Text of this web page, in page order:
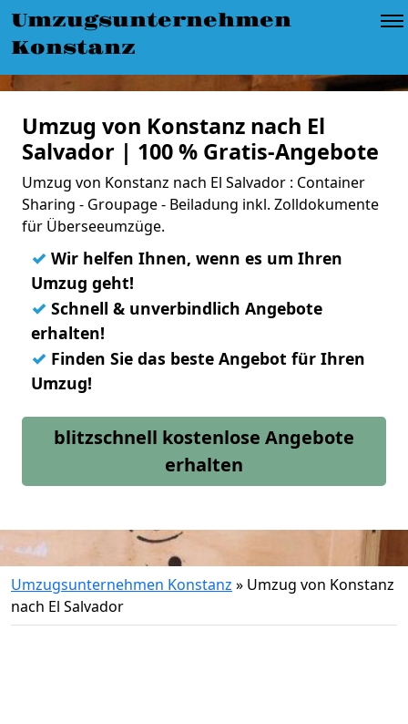
Umzugsunternehmen
Konstanz
Umzug von Konstanz nach El
Salvador | 100 % Gratis-Angebote
Umzug von Konstanz nach El Salvador : Container
Sharing - Groupage - Beiladung inkl. Zolldokumente
für Überseeumzüge.
✓ Wir helfen Ihnen, wenn es um Ihren
Umzug geht!
✓ Schnell & unverbindlich Angebote
erhalten!
✓ Finden Sie das beste Angebot für Ihren
Umzug!
blitzschnell kostenlose Angebote
erhalten
Umzugsunternehmen Konstanz » Umzug von Konstanz
nach El Salvador